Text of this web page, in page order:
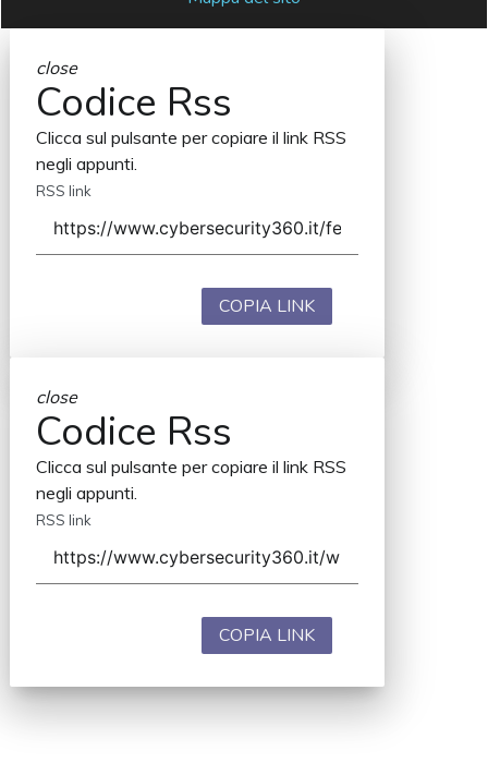
close
Codice Rss
Clicca sul pulsante per copiare il link RSS
negli appunti.
RSS link
COPIA LINK
close
Codice Rss
Clicca sul pulsante per copiare il link RSS
negli appunti.
RSS link
COPIA LINK